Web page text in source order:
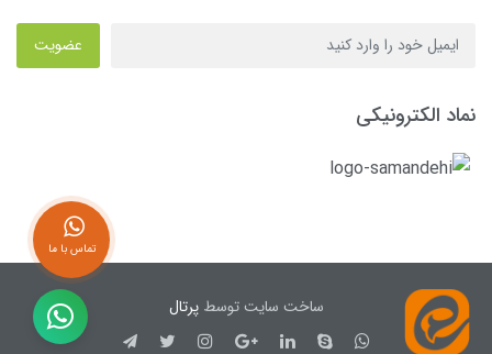
عضویت
نماد الکترونیکی
ساخت سایت توسطپرتال
تماس با ما